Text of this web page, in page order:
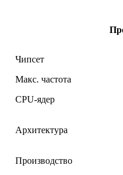
Чипсет
Макс. частота
CPU-ядер
Архитектура
Производство